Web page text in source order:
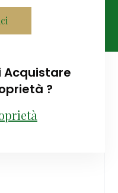
Acquistare
?